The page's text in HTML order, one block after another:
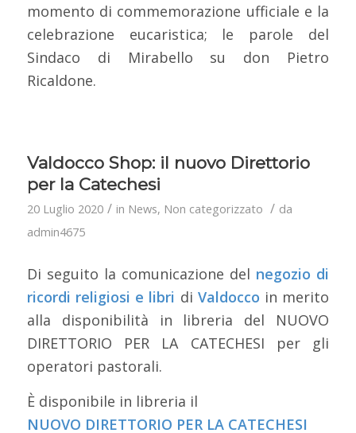
momento di commemorazione ufficiale e la
celebrazione eucaristica; le parole del
Sindaco di Mirabello su don Pietro
Ricaldone.
Valdocco Shop: il nuovo Direttorio
per la Catechesi
20 Luglio 2020 / in News, Non categorizzato / da
admin4675
Di seguito la comunicazione del negozio di
ricordi religiosi e libri di Valdocco in merito
alla disponibilità in libreria del NUOVO
DIRETTORIO PER LA CATECHESI per gli
operatori pastorali.
È disponibile in libreria il
NUOVO DIRETTORIO PER LA CATECHESI